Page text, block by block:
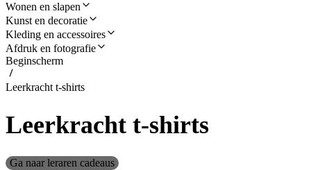
Wonen en slapen
Kunst en decoratie
Kleding en accessoires
Afdruk en fotografie
Beginscherm
Leerkracht t-shirts
Leerkracht t-shirts
Ga naar leraren cadeaus